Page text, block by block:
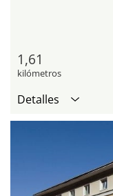
1,61
kilómetros
Detalles